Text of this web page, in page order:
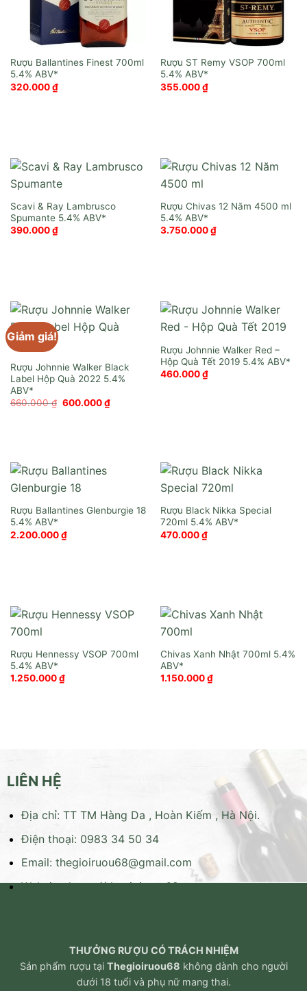
Rượu Ballantines Finest 700ml
320.000₫
Rượu ST Remy VSOP 700ml
355.000₫
Scavi & Ray Lambrusco
Spumante
390.000₫
Rượu Chivas 12 Năm 4500 ml
3.750.000₫
Giảm giá!
Rượu Johnnie Walker Black
Label Hộp Quà 2022
660.000₫ Giá
600.000₫Giá
hiện
Rượu Johnnie Walker Red –
Hộp Quà Tết 2019
460.000₫
Rượu Ballantines Glenburgie 18
2.200.000₫
Rượu Black Nikka Special
720ml
470.000₫
Rượu Hennessy VSOP 700ml
1.250.000₫
Chivas Xanh Nhật 700ml
1.150.000₫
LIÊN HỆ
Địa chỉ: TT TM Hàng Da , Hoàn Kiếm , Hà Nội.
Điện thoại: 0983 34 50 34
Email: thegioiruou68@gmail.com
Website:https://thegioiruou68.com
THƯỞNG RƯỢU CÓ TRÁCH NHIỆM
Sản phẩm rượu tại Thegioiruou68 không dành cho người
dưới 18 tuổi và phụ nữ mang thai.